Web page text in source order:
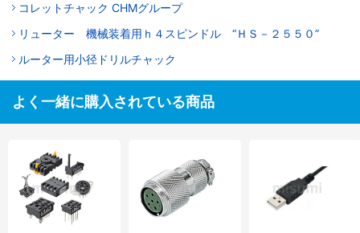
コレットチャック CHMグループ
リューター 機械装着用ｈ４スピンドル “ＨＳ－２５５０”
ルーター用小径ドリルチャック
よく一緒に購入されている商品